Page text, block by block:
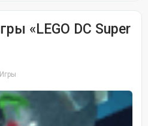
«LEGO DC Super
Игры